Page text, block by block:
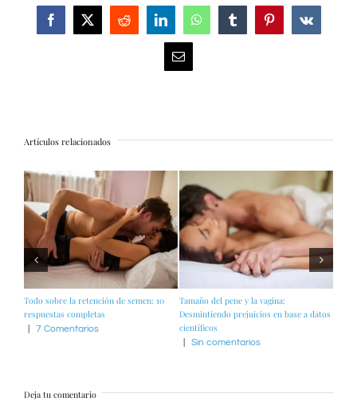
Facebook
X Reddit LinkedInWhatsAppTumblrPinterestVk
Correo
electrónico
Artículos relacionados
Todo sobre la retención de semen: 10
respuestas completas
7 Comentarios
Tamaño del pene y la vagina:
Desmintiendo prejuicios en base a datos
científicos
Sin comentarios
Deja tu comentario